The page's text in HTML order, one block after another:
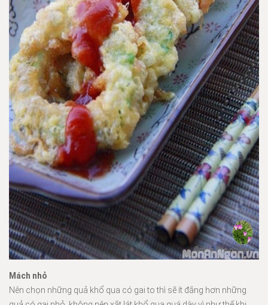
Mách nhỏ
Nên chọn những quả khổ qua có gai to thì sẽ ít đắng hơn những